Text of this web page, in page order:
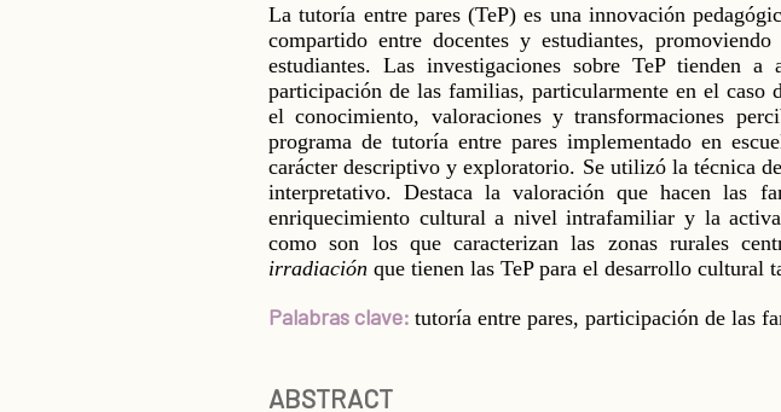
La tutoría entre pares (TeP) es una innovación
compartido entre docentes y estudiantes,
estudiantes. Las investigaciones sobre TeP tienden
participación de las familias, particularmente en el caso
el conocimiento, valoraciones y transformaciones
programa de tutoría entre pares implementado en
carácter descriptivo y exploratorio. Se utilizó la técnica
interpretativo. Destaca la valoración que hacen las
enriquecimiento cultural a nivel intrafamiliar y la
como son los que caracterizan las zonas rurales
irradiación que tienen las TeP para el desarrollo cultural
Palabras clave: tutoría entre pares, participación de las
ABSTRACT